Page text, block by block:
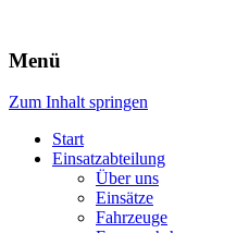
Freiwillige
v.d.H.
Menü
Zum Inhalt springen
Start
Einsatzabteilung
Über uns
Einsätze
Fahrzeuge